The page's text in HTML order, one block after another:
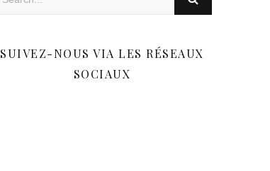
SUIVEZ-NOUS VIA LES RÉSEAUX
SOCIAUX